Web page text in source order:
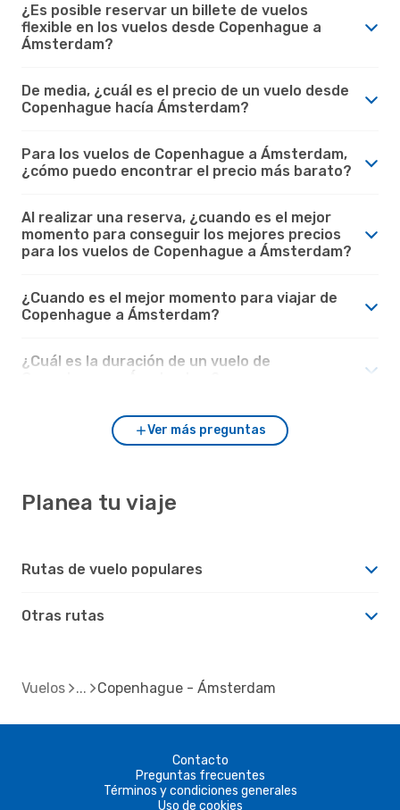
¿Es posible reservar un billete de vuelos
flexible en los vuelos desde Copenhague a
Ámsterdam?
De media, ¿cuál es el precio de un vuelo desde
Copenhague hacía Ámsterdam?
Para los vuelos de Copenhague a Ámsterdam,
¿cómo puedo encontrar el precio más barato?
Al realizar una reserva, ¿cuando es el mejor
momento para conseguir los mejores precios
para los vuelos de Copenhague a Ámsterdam?
¿Cuando es el mejor momento para viajar de
Copenhague a Ámsterdam?
¿Cuál es la duración de un vuelo de
Ver más preguntas
Planea tu viaje
Rutas de vuelo populares
Otras rutas
Vuelos Copenhague - Ámsterdam
Contacto
Preguntas frecuentes
Términos y condiciones generales
Uso de cookies